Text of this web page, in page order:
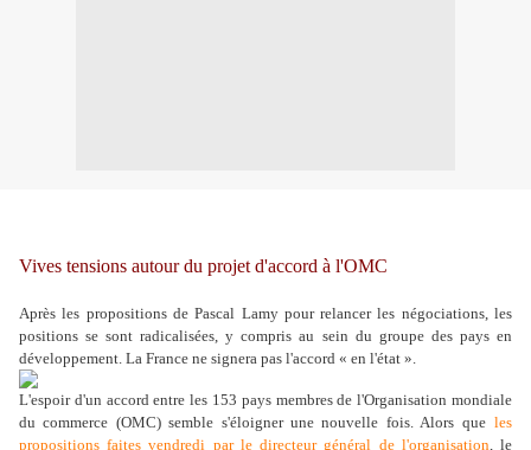
Vives tensions autour du projet d'accord à l'OMC
Après les propositions de Pascal Lamy pour relancer les négociations, les
positions se sont radicalisées, y compris au sein du groupe des pays en
développement. La France ne signera pas l'accord « en l'état ».
L'espoir d'un accord entre les 153 pays membres de l'Organisation mondiale
du commerce (OMC) semble s'éloigner une nouvelle fois. Alors que les
propositions faites vendredi par le directeur général de l'organisation, le